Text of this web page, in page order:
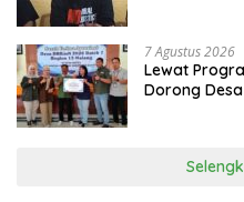
7 Agustus 2026
Lewat
Dorong